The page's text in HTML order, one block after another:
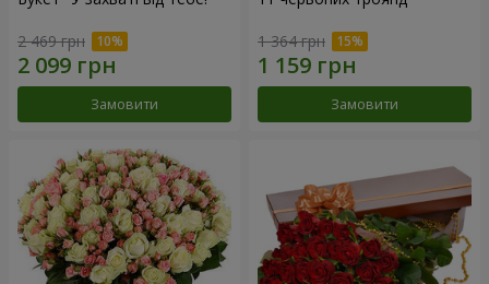
2 469 грн
Замовити
1 364 грн
Замовити